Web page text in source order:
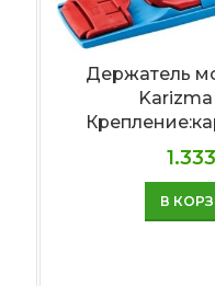
Держатель
В